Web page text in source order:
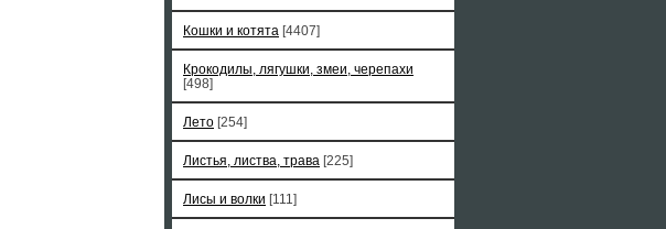
Кошки и котята [4407]
Крокодилы, лягушки, змеи, черепахи
[498]
Лето [254]
Листья, листва, трава [225]
Лисы и волки [111]